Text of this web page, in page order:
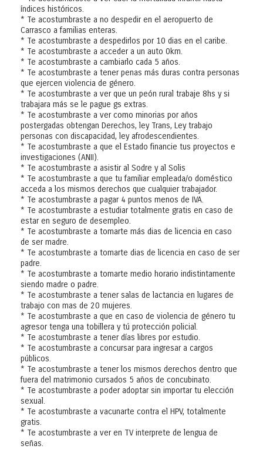
índices históricos.
* Te acostumbraste a no despedir en el aeropuerto de
Carrasco a familias enteras.
* Te acostumbraste a despedirlos por 10 dias en el caribe.
* Te acostumbraste a acceder a un auto 0km.
* Te acostumbraste a cambiarlo cada 5 años.
* Te acostumbraste a tener penas más duras contra personas
que ejercen violencia de género.
* Te acostumbraste a ver que un peón rural trabaje 8hs y si
trabajara más se le pague gs extras.
* Te acostumbraste a ver como minorias por años
postergadas obtengan Derechos, ley Trans, Ley trabajo
personas con discapacidad, ley afrodescendientes.
* Te acostumbraste a que el Estado financie tus proyectos e
investigaciones (ANII).
* Te acostumbraste a asistir al Sodre y al Solis
* Te acostumbraste a que tu familiar empleada/o doméstico
acceda a los mismos derechos que cualquier trabajador.
* Te acostumbraste a pagar 4 puntos menos de IVA.
* Te acostumbraste a estudiar totalmente gratis en caso de
estar en seguro de desempleo.
* Te acostumbraste a tomarte más dias de licencia en caso
de ser madre.
* Te acostumbraste a tomarte dias de licencia en caso de ser
padre.
* Te acostumbraste a tomarte medio horario indistintamente
siendo madre o padre.
* Te acostumbraste a tener salas de lactancia en lugares de
trabajo con mas de 20 mujeres.
* Te acostumbraste a que en caso de violencia de género tu
agresor tenga una tobillera y tú protección policial.
* Te acostumbraste a tener días libres por estudio.
* Te acostumbraste a concursar para ingresar a cargos
públicos.
* Te acostumbraste a tener los mismos derechos dentro que
fuera del matrimonio cursados 5 años de concubinato.
* Te acostumbraste a poder adoptar sin importar tu elección
sexual.
* Te acostumbraste a vacunarte contra el HPV, totalmente
gratis.
* Te acostumbraste a ver en TV interprete de lengua de
señas.